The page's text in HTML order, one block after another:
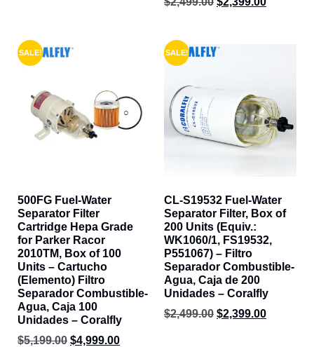
SALE!
500FG Fuel-Water
Separator Filter
Cartridge Hepa Grade
for Parker Racor
2010TM, Box of 100
Units – Cartucho
(Elemento) Filtro
Separador Combustible-
Agua, Caja 100
Unidades – Coralfly
$5,199.00 $4,999.00
SALE!
CL-S19532 Fuel-Water
Separator Filter, Box of
200 Units (Equiv.:
WK1060/1, FS19532,
P551067) – Filtro
Separador Combustible-
Agua, Caja de 200
Unidades – Coralfly
$2,499.00 $2,399.00